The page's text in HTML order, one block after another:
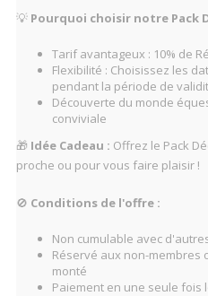
💡 Pourquoi choisir notre Pack
Tarif avantageux : 10% de
Flexibilité : Choisissez les
pendant la période de
Découverte du monde
conviviale
🎁 Idée Cadeau : Offrez le Pack
proche ou pour vous faire plaisir !
🚫 Conditions de l'offre :
Non cumulable avec
Réservé aux non-membres
monté
Paiement en une seule fois